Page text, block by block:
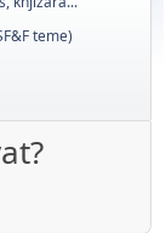
teme)